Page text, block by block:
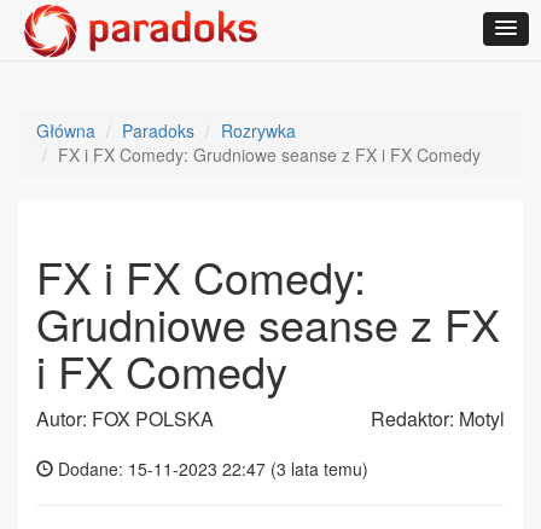
Główna Paradoks
Rozrywka
FX i FX Comedy: Grudniowe seanse z FX i FX Comedy
FX i FX Comedy:
Grudniowe seanse z FX
i FX Comedy
Autor: FOX POLSKA Redaktor: Motyl
Dodane: 15-11-2023 22:47 (3 lata temu)